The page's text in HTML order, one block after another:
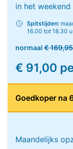
in het
Spitstijden:
16.00 tot 18.30
normaal € 169,95
€ 91,00
Goedkoper na
Maandelijks